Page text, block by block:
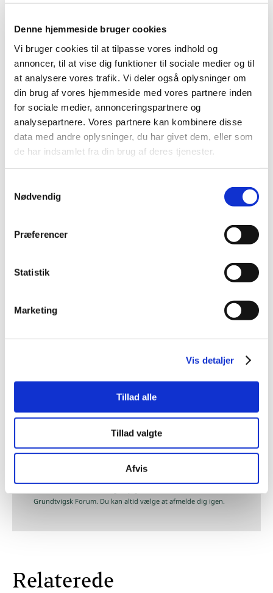
Denne hjemmeside bruger cookies
Vi bruger cookies til at tilpasse vores indhold og
annoncer, til at vise dig funktioner til sociale medier og til
at analysere vores trafik. Vi deler også oplysninger om
din brug af vores hjemmeside med vores partnere inden
for sociale medier, annonceringspartnere og
analysepartnere. Vores partnere kan kombinere disse
data med andre oplysninger, du har givet dem, eller som
de har indsamlet fra din brug af deres tjenester.
Nødvendig
Præferencer
Statistik
Marketing
Vis detaljer
Tillad alle
Tillad valgte
Afvis
den 2. - 8. september i Vartov.
Grundtvigsk Forum. Vil du vide mere
om foreningen, og være en del af
tilsendt direkte til din indbakke.
Grundtvigsk Forum. Du kan altid vælge at afmelde dig igen.
Relaterede